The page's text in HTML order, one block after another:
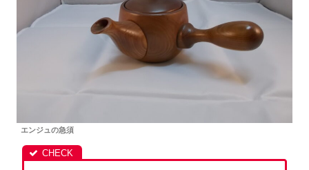
エンジュの急須